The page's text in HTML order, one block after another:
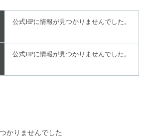
公式HPに情報が見つかりませんでした。
公式HPに情報が見つかりませんでした。
かりませんでした